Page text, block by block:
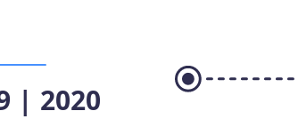
| 2020